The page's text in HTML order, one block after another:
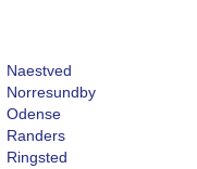
Naestved
Norresundby
Odense
Randers
Ringsted